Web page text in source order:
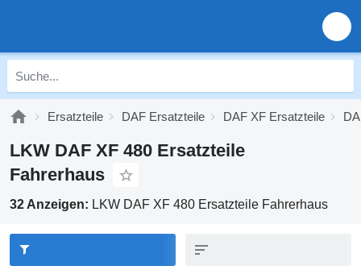
Ersatzteile DAF Ersatzteile DAF XF Ersatzteile
LKW DAF XF 480 Ersatzteile
Fahrerhaus
32 Anzeigen: LKW DAF XF 480 Ersatzteile Fahrerhaus